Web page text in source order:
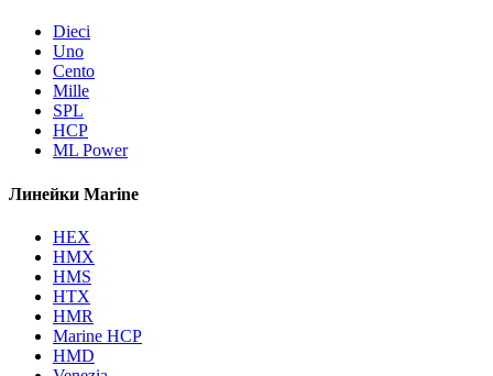
Dieci
Uno
Cento
Mille
SPL
HCP
ML Power
Линейки Marine
HEX
HMX
HMS
HTX
HMR
Marine HCP
HMD